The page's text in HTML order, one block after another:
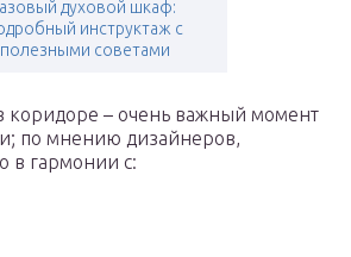
духовой шкаф:
инструктаж с
полезными советами
коридоре – очень важный момент
по мнению дизайнеров,
в гармонии с: